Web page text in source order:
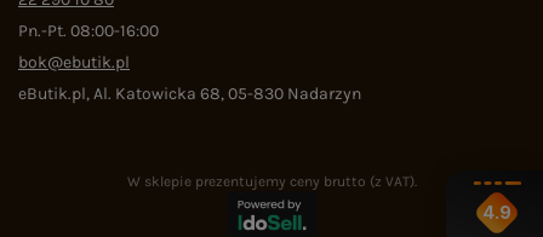
Pn.-Pt. 08:00-16:00
bok@ebutik.pl
eButik.pl,Al. Katowicka 68,05-830 Nadarzyn
W sklepie prezentujemy ceny brutto (z VAT).
4.9